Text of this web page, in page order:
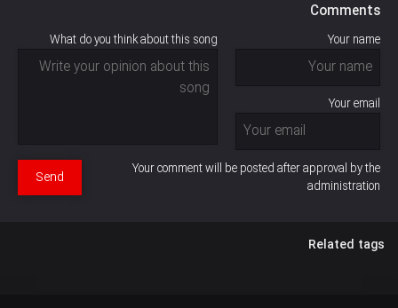
Comments
Your name
Your email
What do you think about this song
Your comment will be posted after approval by the
administration
Send
Related tags